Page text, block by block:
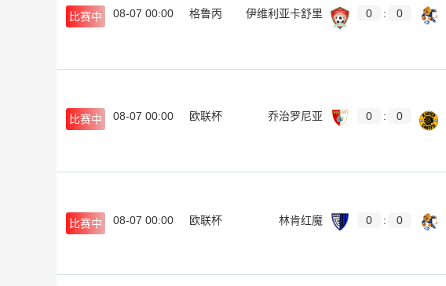
比赛中 08-07 00:00 格鲁丙 伊维利亚卡舒里 0 : 0
比赛中 08-07 00:00 欧联杯 乔治罗尼亚 0 : 0
比赛中 08-07 00:00 欧联杯 林肯红魔 0 : 0